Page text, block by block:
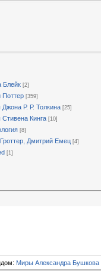
Блейк [2]
Поттер [359]
Р. Р. Толкина [25]
Кинга [10]
[8]
Дмитрий Емец [4]
[1]
Миры Александра Бушкова